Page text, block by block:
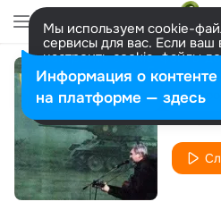
Мы используем cookie-
сервисы для вас. Если ваш
настроить cookie-файлы
представитель. Больше
Разрешить все
Михаил
Информация о контенте
на платформе — здесь